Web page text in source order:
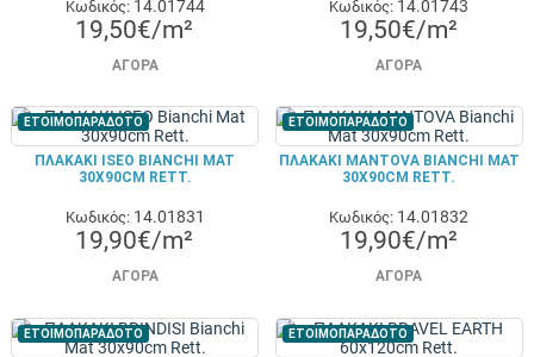
Κωδικός: 14.01744
19,50€/m²
ΑΓΟΡΆ
Κωδικός: 14.01743
19,50€/m²
ΑΓΟΡΆ
ΕΤΟΙΜΟΠΑΡΑΔΟΤΟ
ΠΛΑΚΑΚΙ ISEO BIANCHI MAT
30X90CM RETT.
Κωδικός: 14.01831
19,90€/m²
ΑΓΟΡΆ
ΕΤΟΙΜΟΠΑΡΑΔΟΤΟ
ΠΛΑΚΑΚΙ MANTOVA BIANCHI MAT
30X90CM RETT.
Κωδικός: 14.01832
19,90€/m²
ΑΓΟΡΆ
ΕΤΟΙΜΟΠΑΡΑΔΟΤΟ ΕΤΟΙΜΟΠΑΡΑΔΟΤΟ